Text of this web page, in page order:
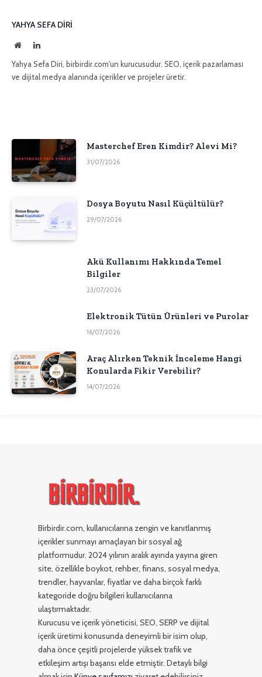
YAHYA SEFA DIRI
İnternetLinkedIn
Yahya Sefa Diri, birbirdir.com'un kurucusudur. SEO, içerik pazarlaması
ve dijital medya alanında içerikler ve projeler üretir.
Masterchef Eren Kimdir? Alevi Mi?
31/07/2026
Dosya Boyutu Nasıl Küçültülür?
29/07/2026
Akü Kullanımı Hakkında Temel
Bilgiler
23/07/2026
Elektronik Tütün Ürünleri ve Purolar
16/07/2026
Araç Alırken Teknik İnceleme Hangi
Konularda Fikir Verebilir?
14/07/2026
Birbirdir.com, kullanıcılarına zengin ve kanıtlanmış
içerikler sunmayı amaçlayan bir sosyal ağ
platformudur. 2024 yılının aralık ayında yayına giren
site, özellikle boykot, rehber, finans, sosyal medya,
trendler, hayvanlar, fiyatlar ve daha birçok farklı
kategoride doğru bilgileri kullanıcılarına
ulaştırmaktadır.
Kurucusu ve içerik yöneticisi, SEO, SERP ve dijital
içerik üretimi konusunda deneyimli bir isim olup,
daha önce çeşitli projelerde yüksek trafik ve
etkileşim artışı başarısı elde etmiştir. Detaylı bilgi